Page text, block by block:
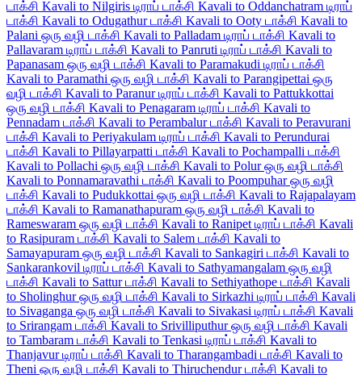
டாக்சி Kavali to Nilgiris டிராப் டாக்சி Kavali to Oddanchatram டிராப்
டாக்சி Kavali to Odugathur டாக்சி Kavali to Ooty டாக்சி Kavali to
Palani ஒரு வழி டாக்சி Kavali to Palladam டிராப் டாக்சி Kavali to
Pallavaram டிராப் டாக்சி Kavali to Panruti டிராப் டாக்சி Kavali to
Papanasam ஒரு வழி டாக்சி Kavali to Paramakudi டிராப் டாக்சி
Kavali to Paramathi ஒரு வழி டாக்சி Kavali to Parangipettai ஒரு
வழி டாக்சி Kavali to Paranur டிராப் டாக்சி Kavali to Pattukkottai
ஒரு வழி டாக்சி Kavali to Penagaram டிராப் டாக்சி Kavali to
Pennadam டாக்சி Kavali to Perambalur டாக்சி Kavali to Peravurani
டாக்சி Kavali to Periyakulam டிராப் டாக்சி Kavali to Perundurai
டாக்சி Kavali to Pillayarpatti டாக்சி Kavali to Pochampalli டாக்சி
Kavali to Pollachi ஒரு வழி டாக்சி Kavali to Polur ஒரு வழி டாக்சி
Kavali to Ponnamaravathi டாக்சி Kavali to Poompuhar ஒரு வழி
டாக்சி Kavali to Pudukkottai ஒரு வழி டாக்சி Kavali to Rajapalayam
டாக்சி Kavali to Ramanathapuram ஒரு வழி டாக்சி Kavali to
Rameswaram ஒரு வழி டாக்சி Kavali to Ranipet டிராப் டாக்சி Kavali
to Rasipuram டாக்சி Kavali to Salem டாக்சி Kavali to
Samayapuram ஒரு வழி டாக்சி Kavali to Sankagiri டாக்சி Kavali to
Sankarankovil டிராப் டாக்சி Kavali to Sathyamangalam ஒரு வழி
டாக்சி Kavali to Sattur டாக்சி Kavali to Sethiyathope டாக்சி Kavali
to Sholinghur ஒரு வழி டாக்சி Kavali to Sirkazhi டிராப் டாக்சி Kavali
to Sivaganga ஒரு வழி டாக்சி Kavali to Sivakasi டிராப் டாக்சி Kavali
to Srirangam டாக்சி Kavali to Srivilliputhur ஒரு வழி டாக்சி Kavali
to Tambaram டாக்சி Kavali to Tenkasi டிராப் டாக்சி Kavali to
Thanjavur டிராப் டாக்சி Kavali to Tharangambadi டாக்சி Kavali to
Theni ஒரு வழி டாக்சி Kavali to Thiruchendur டாக்சி Kavali to